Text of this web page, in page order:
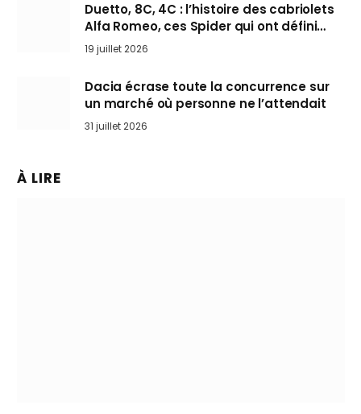
Duetto, 8C, 4C : l’histoire des cabriolets
Alfa Romeo, ces Spider qui ont défini
l’art de rouler cheveux au vent
19 juillet 2026
Dacia écrase toute la concurrence sur
un marché où personne ne l’attendait
31 juillet 2026
À LIRE